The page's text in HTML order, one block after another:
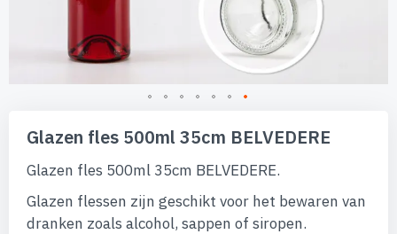
naar
begin
afbeeldingen-
gallerij
Glazen fles 500ml 35cm BELVEDERE
Glazen fles 500ml 35cm BELVEDERE.
Glazen flessen zijn geschikt voor het bewaren van
dranken zoals alcohol, sappen of siropen.